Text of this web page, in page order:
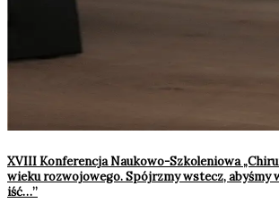
XVIII Konferencja Naukowo-Szkoleniowa
wieku rozwojowego. Spójrzmy wstecz, abyśmy
iść…”